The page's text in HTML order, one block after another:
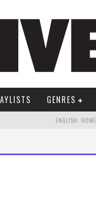
GENRES
ENGLISH: HOME